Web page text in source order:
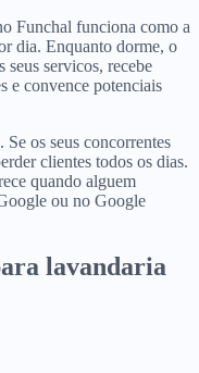
Funchal funciona como a
dia. Enquanto dorme, o
seus servicos, recebe
e convence potenciais
os seus concorrentes
clientes todos os dias.
quando alguem
ou no Google
lavandaria